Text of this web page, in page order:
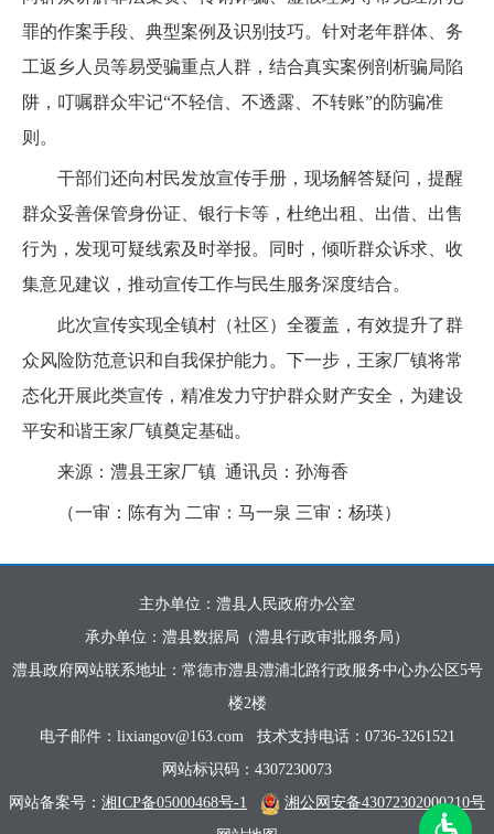
罪的作案手段、典型案例及识别技巧。针对老年群体、务
工返乡人员等易受骗重点人群，结合真实案例剖析骗局陷
阱，叮嘱群众牢记“不轻信、不透露、不转账”的防骗准
则。
干部们还向村民发放宣传手册，现场解答疑问，提醒
群众妥善保管身份证、银行卡等，杜绝出租、出借、出售
行为，发现可疑线索及时举报。同时，倾听群众诉求、收
集意见建议，推动宣传工作与民生服务深度结合。
此次宣传实现全镇村（社区）全覆盖，有效提升了群
众风险防范意识和自我保护能力。下一步，王家厂镇将常
态化开展此类宣传，精准发力守护群众财产安全，为建设
平安和谐王家厂镇奠定基础。
来源：澧县王家厂镇 通讯员：孙海香
（一审：陈有为 二审：马一泉 三审：杨瑛）
主办单位：澧县人民政府办公室
承办单位：澧县数据局（澧县行政审批服务局）
澧县政府网站联系地址：常德市澧县澧浦北路行政服务中心办公区5号
楼2楼
电子邮件：lixiangov@163.com
技术支持电话：0736-3261521
网站标识码：4307230073
网站备案号： 湘ICP备05000468号-1
湘公网安备43072302000210号